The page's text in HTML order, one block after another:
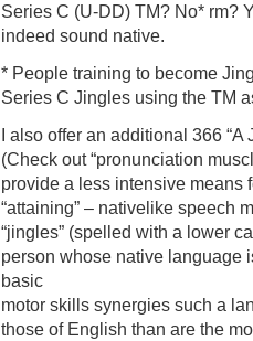
Series C (U-DD) TM? No* rm?
indeed sound native.
* People training to become
Series C Jingles using the TM
I also offer an additional 366
(Check out “pronunciation
provide a less intensive means
“attaining” – nativelike speech
“jingles” (spelled with a lower
person whose native language
basic
motor skills synergies such a
those of English than are the